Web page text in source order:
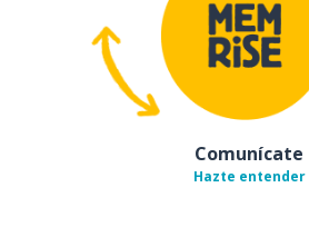
Comunícate
Hazte entender